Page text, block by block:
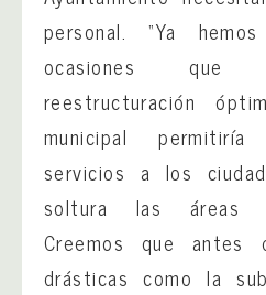
personal. “Ya
ocasiones que
reestructuración
municipal
servicios a los
soltura las áreas
Creemos que antes
drásticas como la